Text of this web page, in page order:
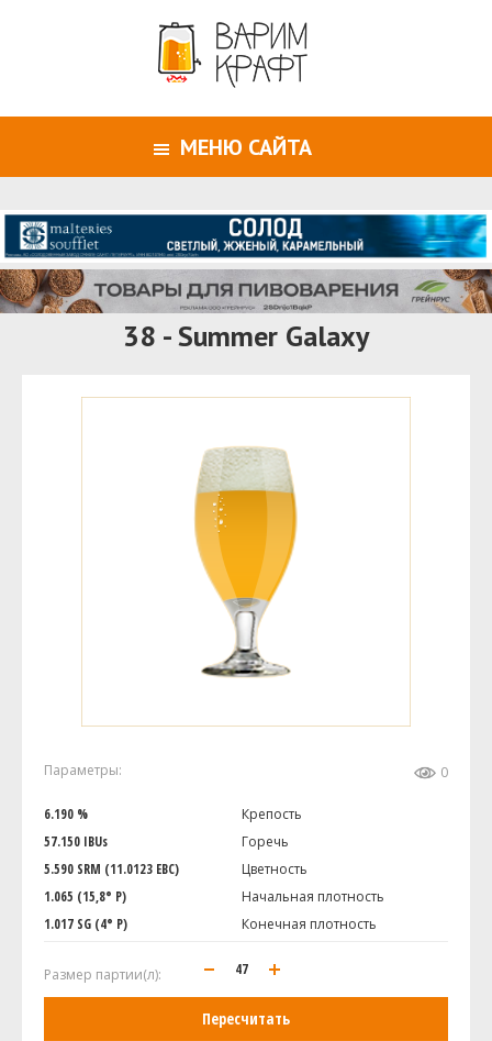
МЕНЮ САЙТА
38 - Summer Galaxy
Параметры: 0
6.190 %
Крепость
57.150 IBUs
Горечь
5.590 SRM (11.0123 EBC)
Цветность
1.065 (15,8° P)
Начальная плотность
1.017 SG (4° P)
Конечная плотность
Размер партии(л):
Пересчитать